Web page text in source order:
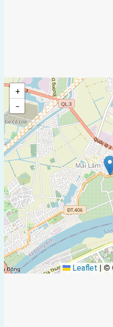
Địa
+
−
Leaflet | ©
Cần bán 46m2 (4×11,5) đất
hướng Tây Nam cách cầu